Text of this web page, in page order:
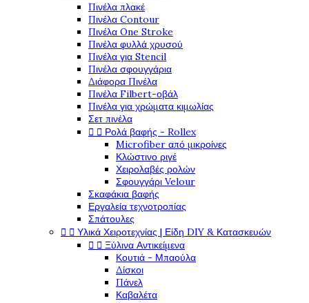
Πινέλα πλακέ
Πινέλα Contour
Πινέλα One Stroke
Πινέλα φυλλά χρυσού
Πινέλα για Stencil
Πινέλα σφουγγάρια
Διάφορα Πινέλα
Πινέλα Filbert-οβάλ
Πινέλα για χρώματα κιμωλίας
Σετ πινέλα
  Ρολά βαφής - Rollex
Microfiber από μικροίνες
Κλώστινο ριγέ
Χειρολαβές ρολών
Σφουγγάρι Velour
Σκαφάκια βαφής
Εργαλεία τεχνοτροπίας
Σπάτουλες
  Υλικά Χειροτεχνίας | Είδη DIY & Κατασκευών
  Ξύλινα Αντικείμενα
Κουτιά - Μπαούλα
Δίσκοι
Πάνελ
Καβαλέτα